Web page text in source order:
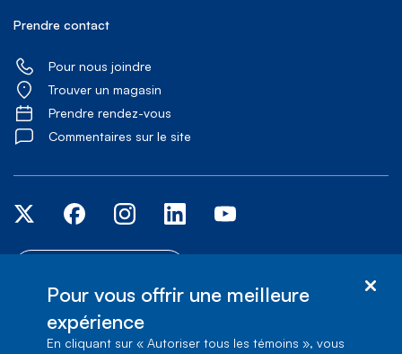
Prendre contact
Pour nous joindre
Trouver un magasin
Prendre rendez-vous
Commentaires sur le site
© Bell Canada, 2026. Tous droits réservés.
Plan du site
Conditions d’utilisation
1, carrefour Alexander-Graham-
Pour vous offrir une meilleure
expérience
En cliquant sur « Autoriser tous les témoins », vous